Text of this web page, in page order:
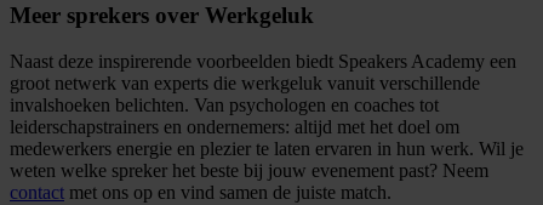
Meer sprekers over Werkgeluk
Naast deze inspirerende voorbeelden biedt Speakers Academy een
groot netwerk van experts die werkgeluk vanuit verschillende
invalshoeken belichten. Van psychologen en coaches tot
leiderschapstrainers en ondernemers: altijd met het doel om
medewerkers energie en plezier te laten ervaren in hun werk. Wil je
weten welke spreker het beste bij jouw evenement past? Neem
contact met ons op en vind samen de juiste match.